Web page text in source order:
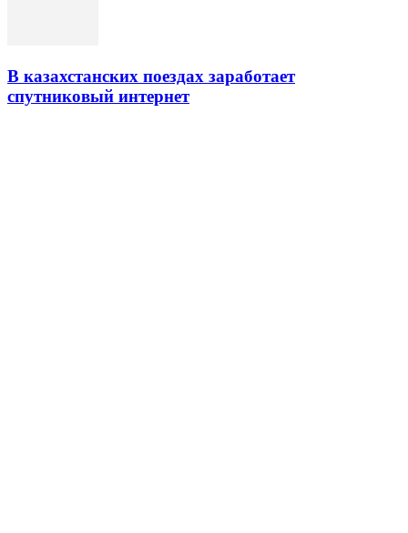
В казахстанских поездах заработает
спутниковый интернет